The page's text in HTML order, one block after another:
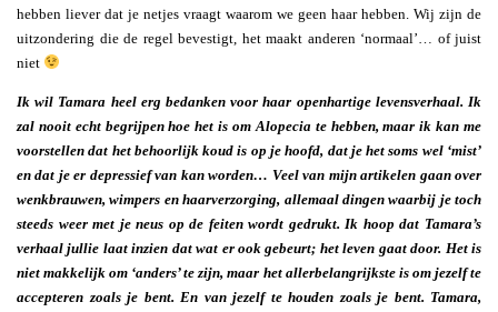
hebben liever dat je netjes vraagt waarom we geen haar hebben. Wij zijn de
uitzondering die de regel bevestigt, het maakt anderen ‘normaal’… of juist
niet
Ik wil Tamara heel erg bedanken voor haar openhartige levensverhaal. Ik
zal nooit echt begrijpen hoe het is om Alopecia te hebben, maar ik kan me
voorstellen dat het behoorlijk koud is op je hoofd, dat je het soms wel ‘mist’
en dat je er depressief van kan worden… Veel van mijn artikelen gaan over
wenkbrauwen, wimpers en haarverzorging, allemaal dingen waarbij je toch
steeds weer met je neus op de feiten wordt gedrukt. Ik hoop dat Tamara’s
verhaal jullie laat inzien dat wat er ook gebeurt; het leven gaat door. Het is
niet makkelijk om ‘anders’ te zijn, maar het allerbelangrijkste is om jezelf te
accepteren zoals je bent. En van jezelf te houden zoals je bent. Tamara,